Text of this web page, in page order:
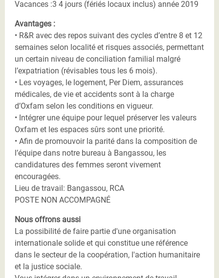
Vacances :3 4 jours (fériés locaux inclus) année 2019
Avantages :
• R&R avec des repos suivant des cycles d’entre 8 et 12
semaines selon localité et risques associés, permettant
un certain niveau de conciliation familial malgré
l’expatriation (révisables tous les 6 mois).
• Les voyages, le logement, Per Diem, assurances
médicales, de vie et accidents sont à la charge
d’Oxfam selon les conditions en vigueur.
• Intégrer une équipe pour lequel préserver les valeurs
Oxfam et les espaces sûrs sont une priorité.
• Afin de promouvoir la parité dans la composition de
l’équipe dans notre bureau à Bangassou, les
candidatures des femmes seront vivement
encouragées.
Lieu de travail: Bangassou, RCA
POSTE NON ACCOMPAGNÉ
Nous offrons aussi
La possibilité de faire partie d'une organisation
internationale solide et qui constitue une référence
dans le secteur de la coopération, l'action humanitaire
et la justice sociale.